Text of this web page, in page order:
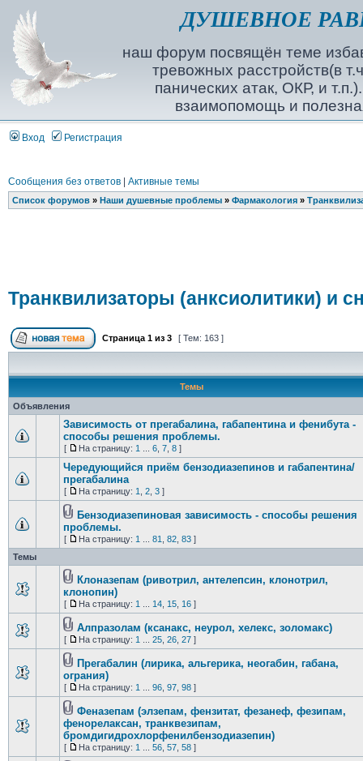
ДУШЕВНОЕ
наш форум посвящён теме
тревожных расстройств(в
панических атак, ОКР, и
взаимопомощь и
Вход Регистрация
Сообщения без ответов| Активные темы
Список форумов» Наши душевные проблемы» Фармакология»
Транквилизаторы (анксиолитики) и
Страница 1из 3 [ Тем: 163 ]
Темы
Объявления
Зависимость от прегабалина, габапентина и фенибута -
способы решения проблемы.
[ На страницу: 1 6, 7, 8]
Чередующийся приём бензодиазепинов и габапентина/
прегабалина
[ На страницу: 1 2, 3]
Бензодиазепиновая зависимость - способы решения
проблемы.
[ На страницу: 1 81 82, 83]
Темы
Клоназепам (ривотрил, антелепсин, клонотрил,
клонопин)
[ На страницу: 1 14, 15, 16]
Алпразолам (ксанакс, неурол, хелекс, золомакс)
[ На страницу: 1 25, 26, 27]
Прегабалин (лирика, альгерика, неогабин, габана,
ограния)
[ На страницу: 1 96, 97, 98]
Феназепам (элзепам, фензитат, фезанеф, фезипам,
фенорелаксан, транквезипам,
бромдигидрохлорфенилбензодиазепин)
[ На страницу: 1 56, 57, 58]